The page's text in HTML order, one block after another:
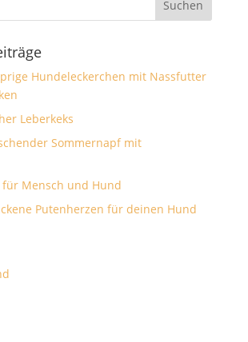
Hundeleckerchen mit Nassfutter
Leberkeks
Sommernapf mit
für Mensch und Hund
Putenherzen für deinen Hund